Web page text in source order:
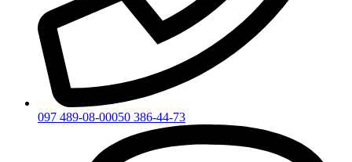
097 489-08-00050 386-44-73